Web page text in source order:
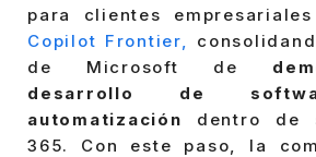
para clientes
Copilot Frontier,
de Microsoft de
desarrollo de
automatización dentro de
365. Con este paso, la